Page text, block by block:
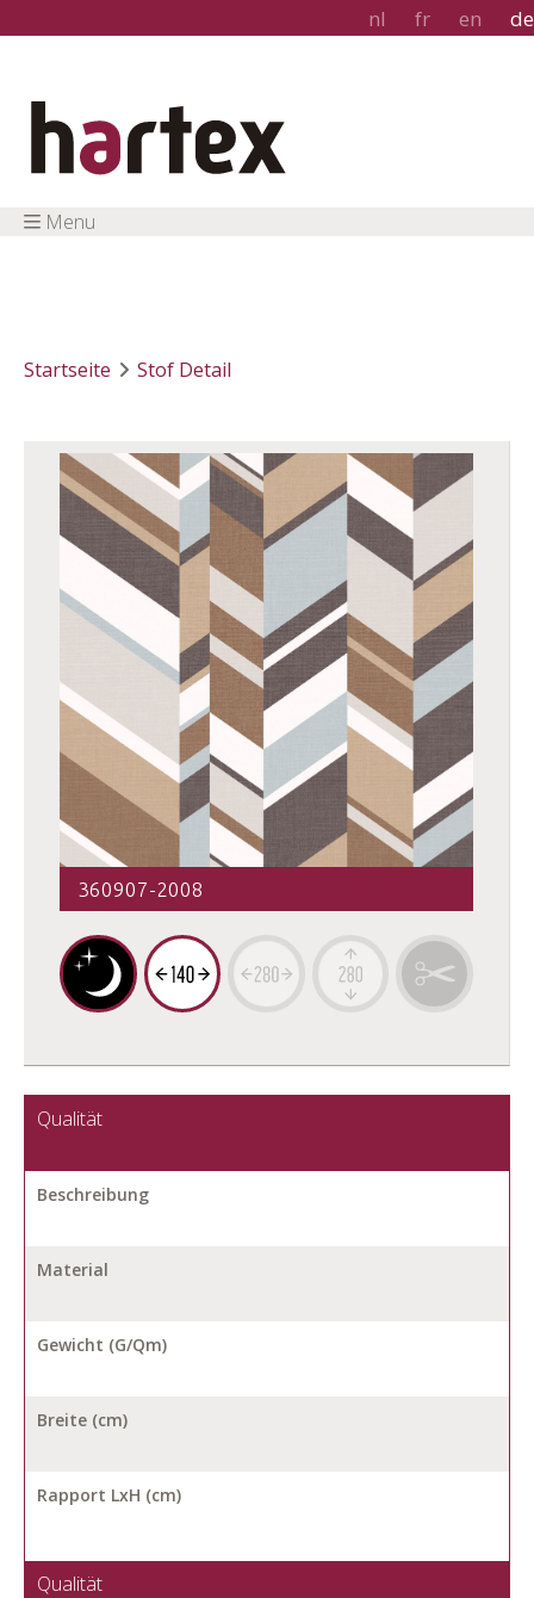
nl fr en de
Menu
Startseite Stof Detail
360907-2008
Qualität
Beschreibung
Material
Gewicht (G/Qm)
Breite (cm)
Rapport LxH (cm)
Qualität